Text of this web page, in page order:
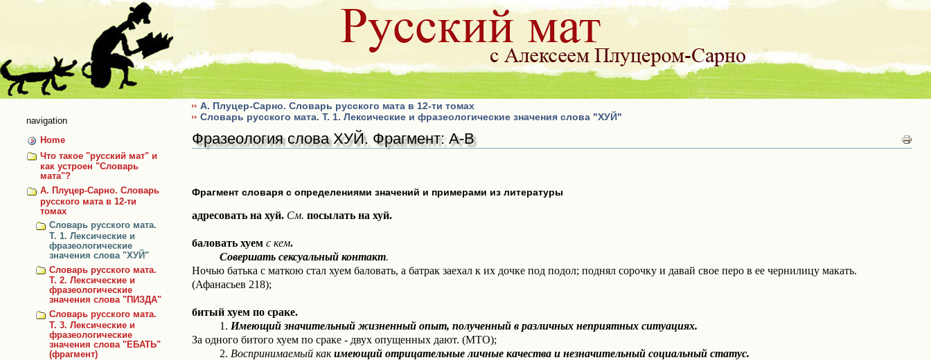
navigation
Home
Что такое "русский мат" и
как устроен "Словарь
мата"?
А. Плуцер-Сарно. Словарь
русского мата в 12-ти
томах
Словарь русского мата.
Т. 1. Лексические и
фразеологические
значения слова "ХУЙ"
Словарь русского мата.
Т. 2. Лексические и
фразеологические
значения слова "ПИЗДА"
Словарь русского мата.
Т. 3. Лексические и
фразеологические
значения слова "ЕБАТЬ"
(фрагмент)
А. Плуцер-Сарно. Словарь русского мата в 12-ти томах
Словарь русского мата. Т. 1. Лексические и фразеологические значения слова "ХУЙ"
Фразеология слова ХУЙ. Фрагмент: А-В
Фрагмент словаря с определениями значений и примерами из литературы
адресовать на хуй. См. посылать на хуй.
баловать хуем с кем.
Совершать сексуальный контакт.
Ночью батька с маткою стал хуем баловать, а батрак заехал к их дочке под подол; поднял сорочку и давай свое перо в ее чернилицу макать.
(Афанасьев 218);
битый хуем по сраке.
1. Имеющий значительный жизненный опыт, полученный в различных неприятных ситуациях.
За одного битого хуем по сраке - двух опущенных дают. (МТО);
2. Воспринимаемый какимеющий отрицательные личные качества и незначительный социальный статус.